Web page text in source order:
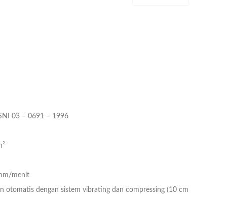
03 – 0691 – 1996
menit
otomatis dengan sistem vibrating dan compressing (10 cm